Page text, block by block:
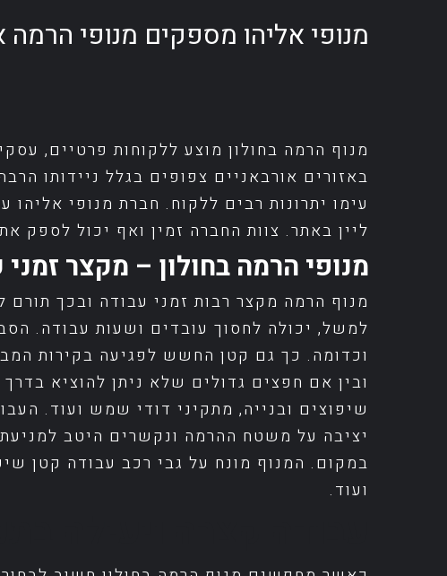
מנופי אליהו מספקים מנופי הרמה
מנוף הרמה בחולון מוצע ללקוחות פרטיים,
באזורים אורבאניים צפופים בגלל ניידותו
עימו יתרונות רבים ללקוח. חברת מנופי
ליין באתר. צוות החברה זמין ואף יכול לספק
מנופי הרמה בחולון – מקצר זמני
מנוף הרמה מקצר רבות זמני עבודה ובכך
למשל, יכולה לחסוך עובדים ושעות עבודה.
וכדומה. כך גם קטן החשש לפגיעה בקירות
ובין אם חפצים גדולים שלא ניתן להוציא
שיפוצים ובנייה, מתקיני דודי שמש ועוד.
יציבה על משטח ההרמה ונקשרים היטב למניעת
במקום. המנוף מונח על גבי רכב עבודה קטן
ועוד.